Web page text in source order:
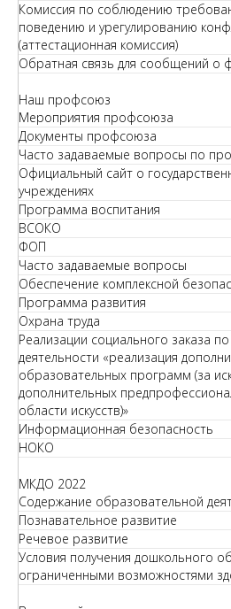
Комиссия по соблюдению
поведению и урегулированию
(аттестационная комиссия)
Обратная связь для сообщений о
Наш профсоюз
Мероприятия профсоюза
Документы профсоюза
Часто задаваемые вопросы по
Официальный сайт о
учреждениях
Программа воспитания
ВСОКО
ФОП
Часто задаваемые вопросы
Обеспечение комплексной
Программа развития
Охрана труда
Реализации социального заказа
деятельности «реализация
образовательных программ (за
дополнительных
области искусств)»
Информационная безопасность
НОКО
МКДО 2022
Содержание образовательной
Познавательное развитие
Речевое развитие
Условия получения дошкольного
ограниченными возможностями